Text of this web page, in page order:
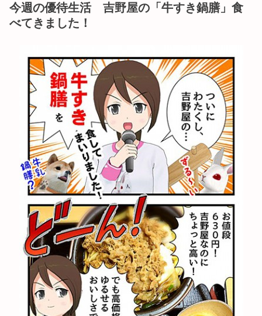
今週の優待生活 吉野屋の「牛すき鍋膳」食
べてきました！